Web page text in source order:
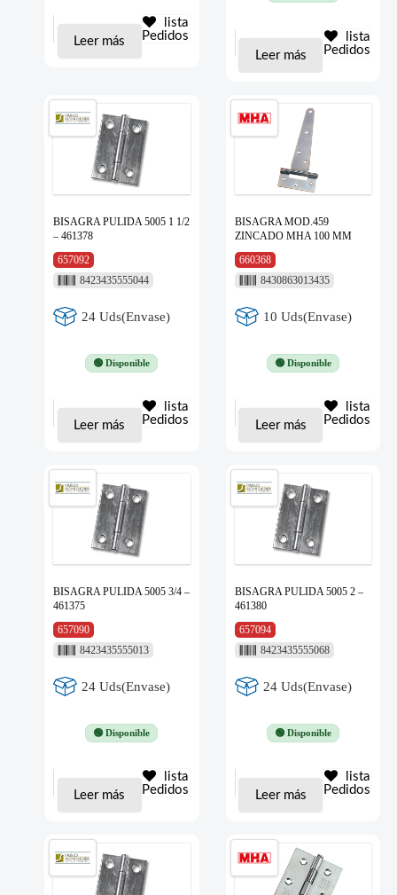
Leer más
lista
Pedidos
Leer más
lista
Pedidos
BISAGRA PULIDA 5005 1 1/2
– 461378
657092
8423435555044
24 Uds(Envase)
🟢 Disponible
Leer más
lista
Pedidos
BISAGRA MOD.459
ZINCADO MHA 100 MM
660368
8430863013435
10 Uds(Envase)
🟢 Disponible
Leer más
lista
Pedidos
BISAGRA PULIDA 5005 3/4 –
461375
657090
8423435555013
24 Uds(Envase)
🟢 Disponible
Leer más
lista
Pedidos
BISAGRA PULIDA 5005 2 –
461380
657094
8423435555068
24 Uds(Envase)
🟢 Disponible
Leer más
lista
Pedidos